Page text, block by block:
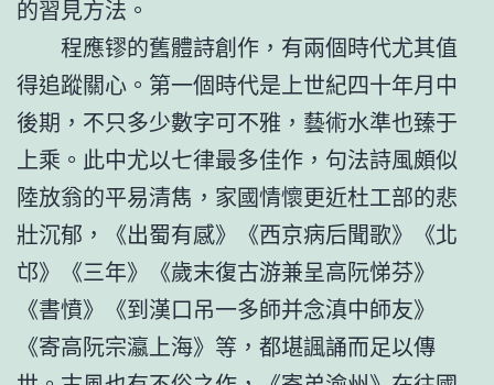
的習見方法。
程應镠的舊體詩創作，有兩個時代尤其值
得追蹤關心。第一個時代是上世紀四十年月中
後期，不只多少數字可不雅，藝術水準也臻于
上乘。此中尤以七律最多佳作，句法詩風頗似
陸放翁的平易清雋，家國情懷更近杜工部的悲
壯沉郁，《出蜀有感》《西京病后聞歌》《北
邙》《三年》《歲末復古游兼呈高阮悌芬》
《書憤》《到漢口吊一多師并念滇中師友》
《寄高阮宗瀛上海》等，都堪諷誦而足以傳